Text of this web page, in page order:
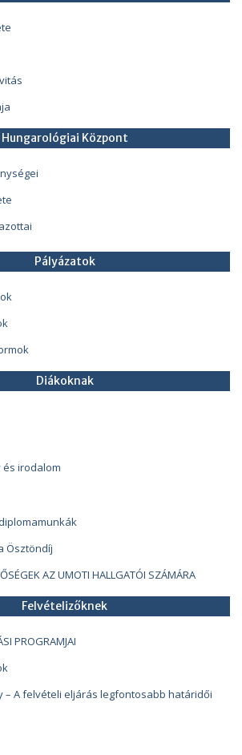
Hungarológiai Központ
Pályázatok
Diákoknak
irodalom
Ösztöndíj
AZ UMOTI HALLGATÓI SZÁMÁRA
Felvételizőknek
PROGRAMJAI
– A felvételi eljárás legfontosabb határidői